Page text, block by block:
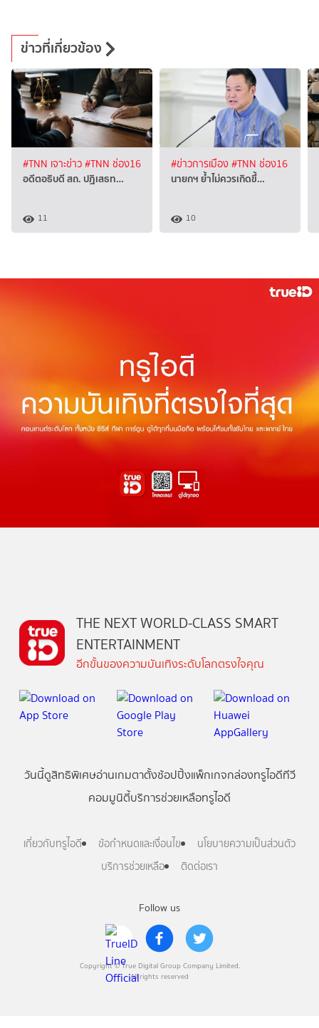
ข่าวที่เกี่ยวข้อง
#TNN เจาะข่าว#TNN ช่อง16
อดีตอธิบดี สถ. ปฏิเสธท…
11
#ข่าวการเมือง#TNN ช่อง16
นายกฯ ย้ำไม่ควรเกิดขึ้…
10
Follow us
Copyright © True Digital Group Company Limited.
All rights reserved
THE NEXT WORLD-CLASS SMART
ENTERTAINMENT
อีกขั้นของความบันเทิงระดับโลกตรงใจคุณ
วันนี้ดูสิทธิพิเศษอ่านเกมตาตั้งช้อปปิ้งแพ็กเกจกล่องทรูไอดีทีวี
คอมมูนิตี้บริการช่วยเหลือทรูไอดี
เกี่ยวกับทรูไอดี ข้อกำหนดและเงื่อนไข
นโยบายความเป็นส่วนตัว
บริการช่วยเหลือ
ติดต่อเรา